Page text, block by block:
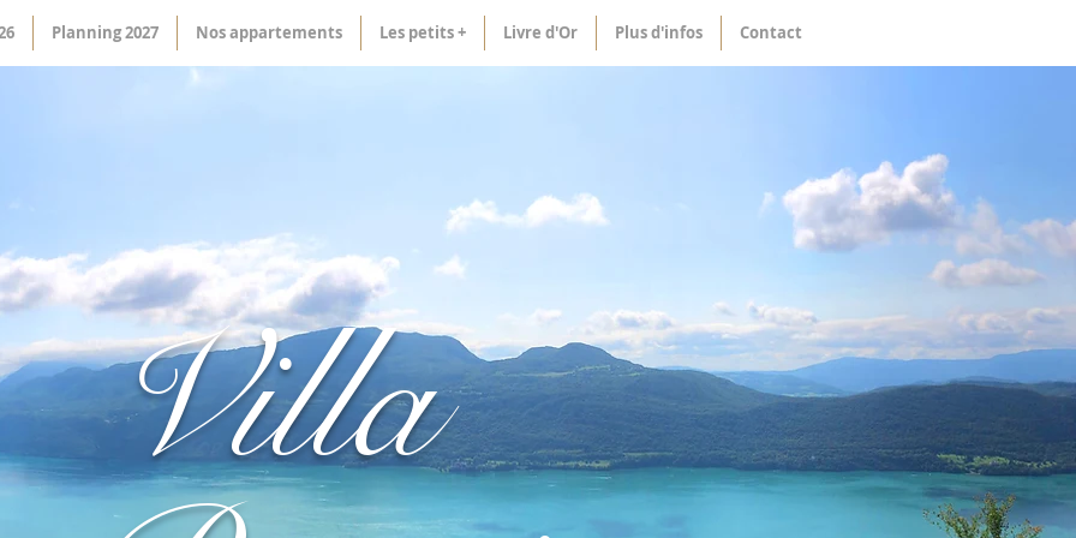
Planning 2027 Nos appartements Les petits + Livre d'Or Plus d'infos Contact
Villa